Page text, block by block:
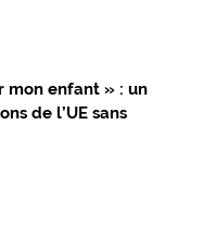
mon enfant » : un
de l’UE sans